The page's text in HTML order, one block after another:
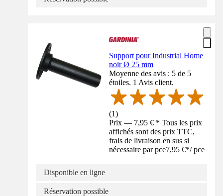
Support pour Industrial Home
noir Ø 25 mm
Moyenne des avis : 5 de 5
étoiles. 1 Avis client.
(1)
Prix — 7,95 € * Tous les prix
affichés sont des prix TTC,
frais de livraison en sus si
nécessaire par pce7,95 €*/ pce
Disponible en ligne
Réservation possible